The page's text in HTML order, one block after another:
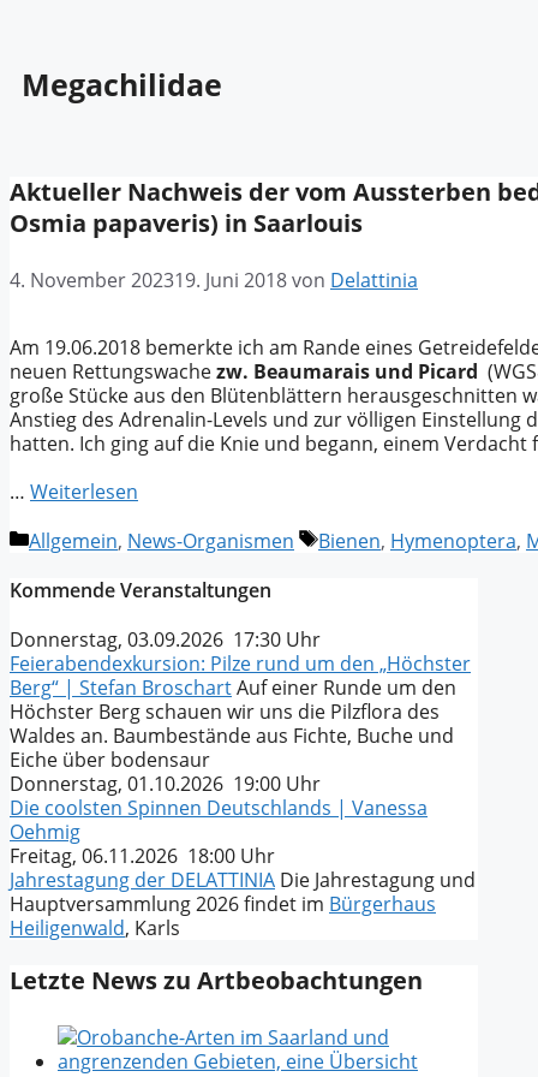
Megachilidae
Aktueller Nachweis der vom Aussterben
Osmia papaveris) in Saarlouis
4. November 202319. Juni 2018von Delattinia
Am 19.06.2018 bemerkte ich am Rande eines
neuen Rettungswachezw. Beaumarais und Picard
große Stücke aus den Blütenblättern herausgeschnitten
Anstieg des Adrenalin-Levels und zur völligen
hatten. Ich ging auf die Knie und begann, einem Verdacht
… Weiterlesen
Kategorien
Allgemein, News-Organismen Schlagwörter
Bienen, Hymenoptera,
Kommende Veranstaltungen
Donnerstag, 03.09.2026 17:30 Uhr
Feierabendexkursion: Pilze rund um den „Höchster
Berg“ | Stefan BroschartAuf einer Runde um den
Höchster Berg schauen wir uns die Pilzflora des
Waldes an. Baumbestände aus Fichte, Buche und
Eiche über bodensaur
Donnerstag, 01.10.2026 19:00 Uhr
Die coolsten Spinnen Deutschlands | Vanessa
Oehmig
Freitag, 06.11.2026 18:00 Uhr
Jahrestagung der DELATTINIA Die Jahrestagung und
Hauptversammlung 2026 findet im Bürgerhaus
Heiligenwald, Karls
Letzte News zu Artbeobachtungen